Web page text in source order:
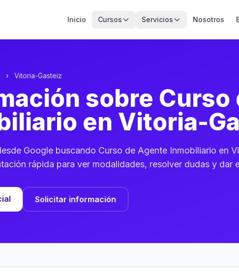
Estudio
Inicio Cursos Servicios Nosotros
› Vitoria-Gasteiz
sobre Curso
en Vitoria-
Google buscando Curso de Agente Inmobiliario en
rápida para ver modalidades, resolver dudas y dar
Solicitar información